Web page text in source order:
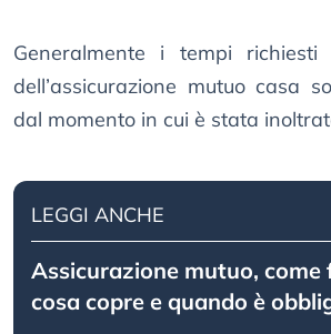
Generalmente i tempi
dell’assicurazione mutuo casa
dal momento in cui è stata
LEGGI ANCHE
Assicurazione mutuo, come
cosa copre e quando è